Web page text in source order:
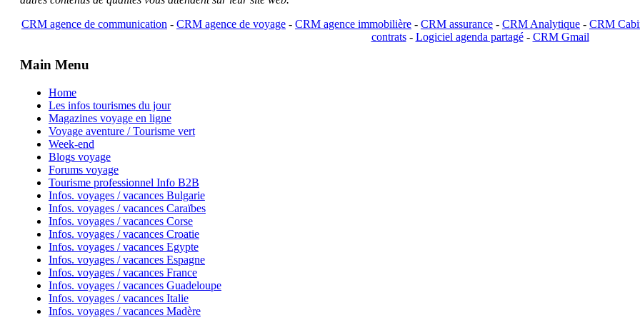
CRM agence de communication - CRM agence de voyage - CRM agence immobilière - CRM assurance - CRM Analytique - CRM
contrats- Logiciel agenda partagé- CRM Gmail
Main Menu
Home
Les infos tourismes du jour
Magazines voyage en ligne
Voyage aventure / Tourisme vert
Week-end
Blogs voyage
Forums voyage
Tourisme professionnel Info B2B
Infos. voyages / vacances Bulgarie
Infos. voyages / vacances Caraïbes
Infos. voyages / vacances Corse
Infos. voyages / vacances Croatie
Infos. voyages / vacances Egypte
Infos. voyages / vacances Espagne
Infos. voyages / vacances France
Infos. voyages / vacances Guadeloupe
Infos. voyages / vacances Italie
Infos. voyages / vacances Madère